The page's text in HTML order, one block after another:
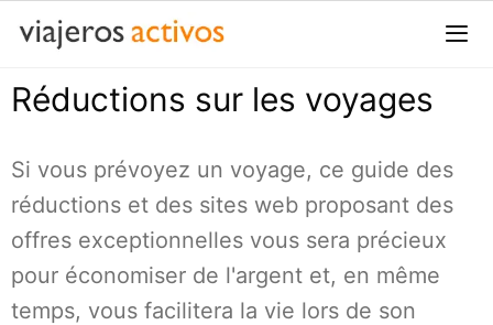
Passer
contenu
Réductions sur les voyages
Si vous prévoyez un voyage, ce guide des
réductions et des sites web proposant des
offres exceptionnelles vous sera précieux
pour économiser de l'argent et, en même
temps, vous facilitera la vie lors de son